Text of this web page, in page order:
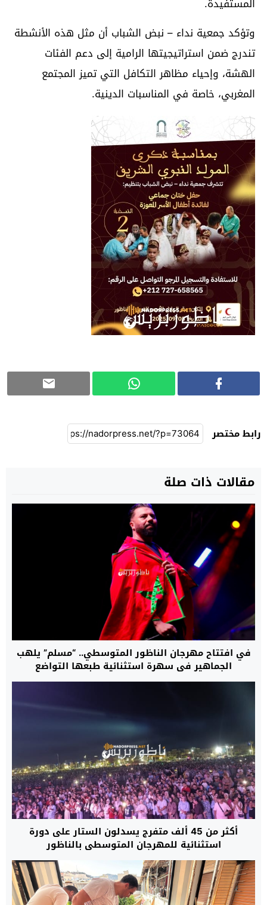
وتؤكد جمعية نداء – نبض الشباب أن مثل هذه الأنشطة
تندرج ضمن استراتيجيتها الرامية إلى دعم الفئات
الهشة، وإحياء مظاهر التكافل التي تميز المجتمع
المغربي، خاصة في المناسبات الدينية.
رابط مختصر
مقالات ذات صلة
في افتتاح مهرجان الناظور المتوسطي.. “مسلم” يلهب
الجماهير في سهرة استثنائية طبعها التواضع
والإنسانية
أكثر من 45 ألف متفرج يسدلون الستار على دورة
استثنائية للمهرجان المتوسطي بالناظور